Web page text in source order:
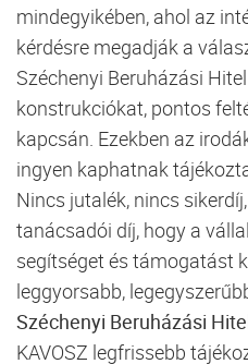
mindegyikében, ahol az
kérdésre megadják a
Széchenyi Beruházási
konstrukciókat, pontos
kapcsán. Ezekben az
ingyen kaphatnak
Nincs jutalék, nincs
tanácsadói díj, hogy a
segítséget és támogatást
leggyorsabb,
Széchenyi Beruházási
KAVOSZ legfrissebb